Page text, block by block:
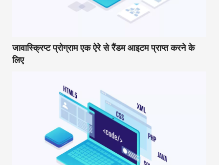
जावास्क्रिप्ट प्रोग्राम एक ऐरे से रैंडम आइटम प्राप्त करने के
लिए